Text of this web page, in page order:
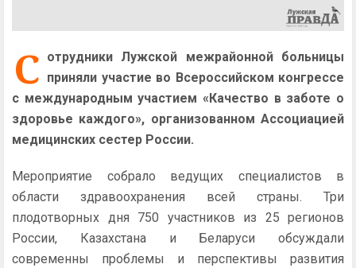
С отрудники Лужской межрайонной больницы
приняли участие во Всероссийском конгрессе
с международным участием «Качество в заботе о
здоровье каждого», организованном Ассоциацией
медицинских сестер России.
Мероприятие собрало ведущих специалистов в
области здравоохранения всей страны. Три
плодотворных дня 750 участников из 25 регионов
России, Казахстана и Беларуси обсуждали
современны проблемы и перспективы развития